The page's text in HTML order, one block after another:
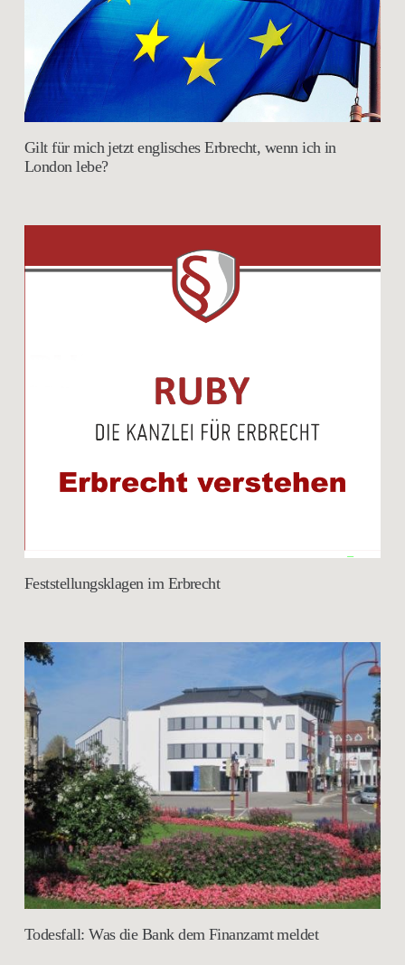
Gilt für mich jetzt englisches Erbrecht, wenn ich in
London lebe?
Feststellungsklagen im Erbrecht
Todesfall: Was die Bank dem Finanzamt meldet